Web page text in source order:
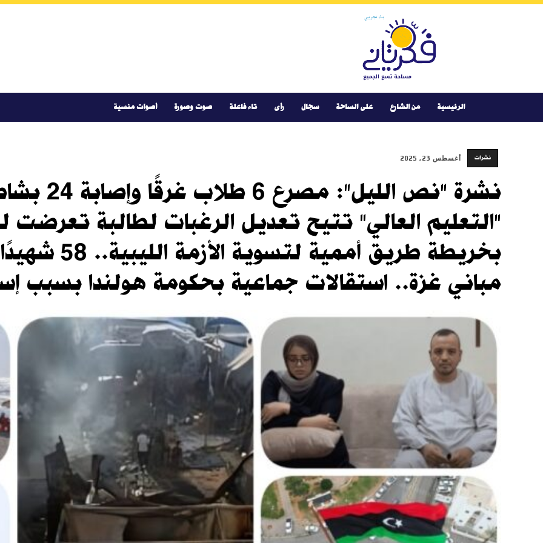
الرئيسية من الشارع على الساحة سجال رأى تاء فاعلة صوت وصورة أصوات منسية
نشرات أغسطس 23, 2025
نشرة "نص
"التعليم العالي" تتيح تعديل الرغبات لطالبة
بخريطة طريق
مباني غزة.. استقالات جماعية بحكومة هولندا بسبب